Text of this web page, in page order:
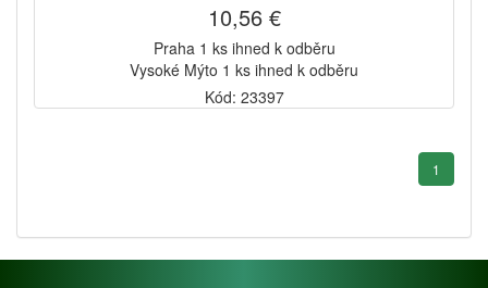
10,56 €
Praha 1 ks ihned k odběru
Vysoké Mýto 1 ks ihned k odběru
Kód: 23397
1